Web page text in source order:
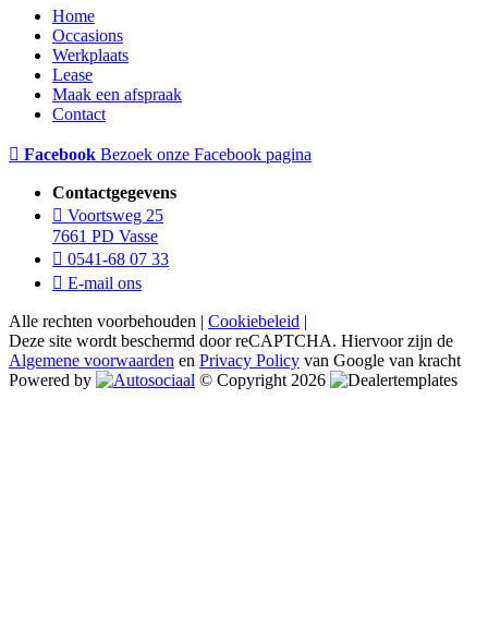
Home
Occasions
Werkplaats
Lease
Maak een afspraak
Contact
Facebook Bezoek onze Facebook pagina
Contactgegevens
Voortsweg 25
7661 PD Vasse
0541-68 07 33
E-mail ons
Alle rechten voorbehouden | Cookiebeleid |
Deze site wordt beschermd door reCAPTCHA. Hiervoor zijn de
Algemene voorwaarden en Privacy Policy van Google van kracht
Powered by
© Copyright 2026